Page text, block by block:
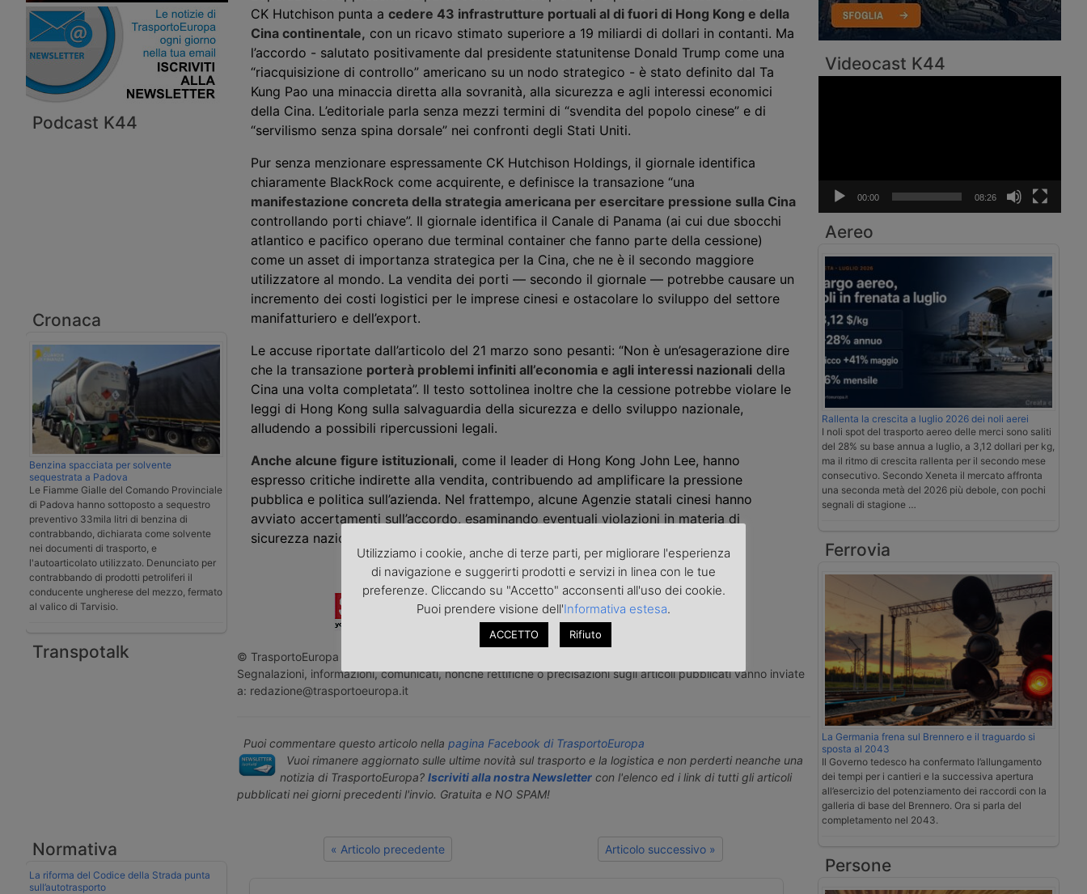
Podcast K44
Cronaca
Benzina spacciata per solvente
sequestrata a Padova
Le Fiamme Gialle del Comando Provinciale
di Padova hanno sottoposto a sequestro
preventivo 33mila litri di benzina di
contrabbando, dichiarata come solvente
nei documenti di trasporto, e
l'autoarticolato utilizzato. Denunciato per
contrabbando di prodotti petroliferi il
conducente ungherese del mezzo, fermato
al valico di Tarvisio.
Transpotalk
Normativa
La riforma del Codice della Strada punta
sull’autotrasporto
CK Hutchison punta a cedere 43 infrastrutture portuali al di fuori di Hong Kong e della
Cina continentale, con un ricavo stimato superiore a 19 miliardi di dollari in contanti. Ma
l’accordo - salutato positivamente dal presidente statunitense Donald Trump come una
“riacquisizione di controllo” americano su un nodo strategico - è stato definito dal Ta
Kung Pao una minaccia diretta alla sovranità, alla sicurezza e agli interessi economici
della Cina. L’editoriale parla senza mezzi termini di “svendita del popolo cinese” e di
“servilismo senza spina dorsale” nei confronti degli Stati Uniti.
Pur senza menzionare espressamente CK Hutchison Holdings, il giornale identifica
chiaramente BlackRock come acquirente, e definisce la transazione “una
manifestazione concreta della strategia americana per esercitare pressione sulla Cina
controllando porti chiave”. Il giornale identifica il Canale di Panama (ai cui due sbocchi
atlantico e pacifico operano due terminal container che fanno parte della cessione)
come un asset di importanza strategica per la Cina, che ne è il secondo maggiore
utilizzatore al mondo. La vendita dei porti — secondo il giornale — potrebbe causare un
incremento dei costi logistici per le imprese cinesi e ostacolare lo sviluppo del settore
manifatturiero e dell’export.
Le accuse riportate dall’articolo del 21 marzo sono pesanti: “Non è un’esagerazione dire
che la transazione porterà problemi infiniti all’economia e agli interessi nazionali della
Cina una volta completata”. Il testo sottolinea inoltre che la cessione potrebbe violare le
leggi di Hong Kong sulla salvaguardia della sicurezza e dello sviluppo nazionale,
alludendo a possibili ripercussioni legali.
Anche alcune figure istituzionali, come il leader di Hong Kong John Lee, hanno
espresso critiche indirette alla vendita, contribuendo ad amplificare la pressione
pubblica e politica sull’azienda. Nel frattempo, alcune Agenzie statali cinesi hanno
avviato accertamenti sull’accordo, esaminando eventuali violazioni in materia di
sicurezza nazionale o antitrust.
© TrasportoEuropa - Riproduzione riservata - Foto di repertorio
Segnalazioni, informazioni, comunicati, nonché rettifiche o precisazioni sugli articoli pubblicati vanno inviate
a: redazione@trasportoeuropa.it
Puoi commentare questo articolo nella pagina Facebook di TrasportoEuropa
Vuoi rimanere aggiornato sulle ultime novità sul trasporto e la logistica e non perderti neanche una
notizia di TrasportoEuropa? Iscriviti alla nostra Newslettercon l'elenco ed i link di tutti gli articoli
pubblicati nei giorni precedenti l'invio. Gratuita e NO SPAM!
« Articolo precedente Articolo successivo »
Videocast K44
00:00 08:26
Aereo
Rallenta la crescita a luglio 2026 dei noli aerei
I noli spot del trasporto aereo delle merci sono saliti
del 28% su base annua a luglio, a 3,12 dollari per kg,
ma il ritmo di crescita rallenta per il secondo mese
consecutivo. Secondo Xeneta il mercato affronta
una seconda metà del 2026 più debole, con pochi
segnali di stagione …
Ferrovia
La Germania frena sul Brennero e il traguardo si
sposta al 2043
Il Governo tedesco ha confermato l’allungamento
dei tempi per i cantieri e la successiva apertura
all’esercizio del potenziamento dei raccordi con la
galleria di base del Brennero. Ora si parla del
completamento nel 2043.
Persone
Utilizziamo i cookie, anche di terze parti, per migliorare l'esperienza
di navigazione e suggerirti prodotti e servizi in linea con le tue
preferenze. Cliccando su "Accetto" acconsenti all'uso dei cookie.
Puoi prendere visione dell'Informativa estesa.
ACCETTO Rifiuto